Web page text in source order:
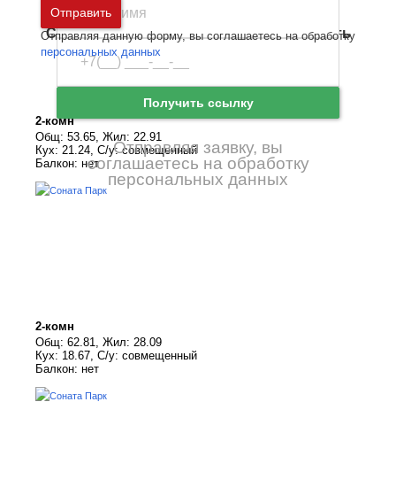
Москва и
Московская область
Санкт-Петербург иЛенинградская область
Войти Забыли пароль
Ещё нет аккаунта?
Зарегистрироваться
2-комн
Общ: 53.65, Жил: 22.91
Кух: 21.24, С/у: совмещенный
Балкон: нет
2-комн
Общ: 62.81, Жил: 28.09
Кух: 18.67, С/у: совмещенный
Балкон: нет
Получить ссылку
Отправляя заявку, вы
соглашаетесь на обработку
персональных данных
Отправить
Отправляя данную форму, вы соглашаетесь на обработку
персональных данных